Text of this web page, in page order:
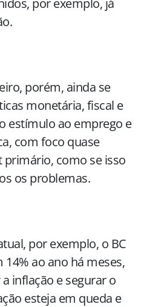
porém, ainda se
monetária, fiscal e
estímulo ao emprego e
com foco quase
primário, como se isso
os problemas.
por exemplo, o BC
ao ano há meses,
inflação e segurar o
esteja em queda e